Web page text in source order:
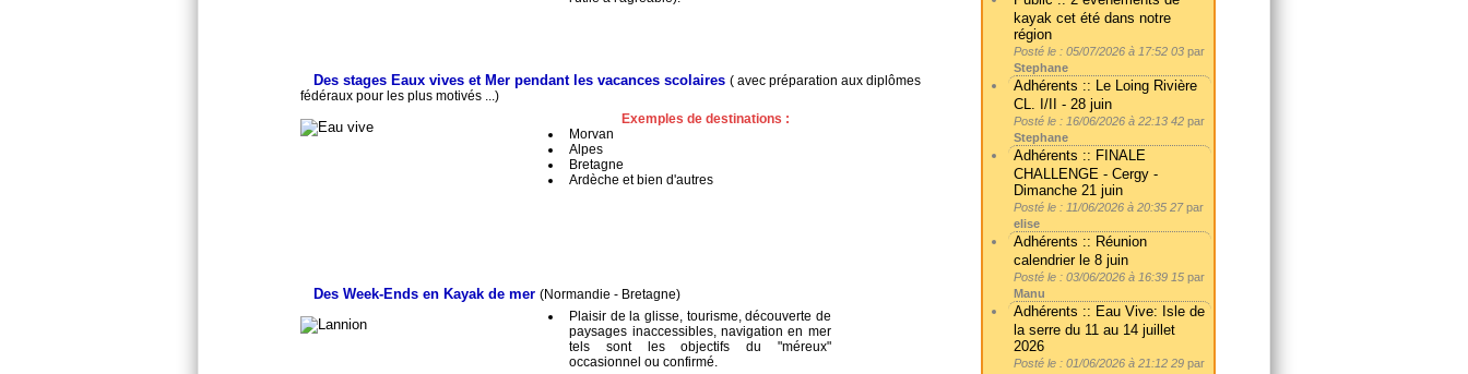
Des stages Eaux vives et Mer pendant les vacances scolaires ( avec préparation aux diplômes
fédéraux pour les plus motivés ...)
Exemples de destinations :
Morvan
Alpes
Bretagne
Ardèche et bien d'autres
Des Week-Ends en Kayak de mer (Normandie - Bretagne)
Plaisir de la glisse, tourisme, découverte de
paysages inaccessibles, navigation en mer
tels sont les objectifs du "méreux"
occasionnel ou confirmé.
kayak cet été dans notre
région
Posté le : 05/07/2026 à 17:52 03 par
Stephane
Adhérents :: Le Loing Rivière
CL. I/II - 28 juin
Posté le : 16/06/2026 à 22:13 42 par
Stephane
Adhérents :: FINALE
CHALLENGE - Cergy -
Dimanche 21 juin
Posté le : 11/06/2026 à 20:35 27par
elise
Adhérents :: Réunion
calendrier le 8 juin
Posté le : 03/06/2026 à 16:39 15 par
Manu
Adhérents :: Eau Vive: Isle de
la serre du 11 au 14 juillet
2026
Posté le : 01/06/2026 à 21:12 29 par